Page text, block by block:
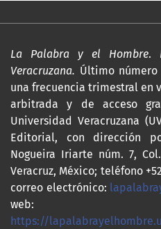
La Palabra y el Hombre.
Veracruzana. Último
una frecuencia trimestral en
arbitrada y de acceso
Universidad Veracruzana
Editorial, con dirección
Nogueira Iriarte núm. 7,
Veracruz, México; teléfono
correo electrónico:
web:
https://